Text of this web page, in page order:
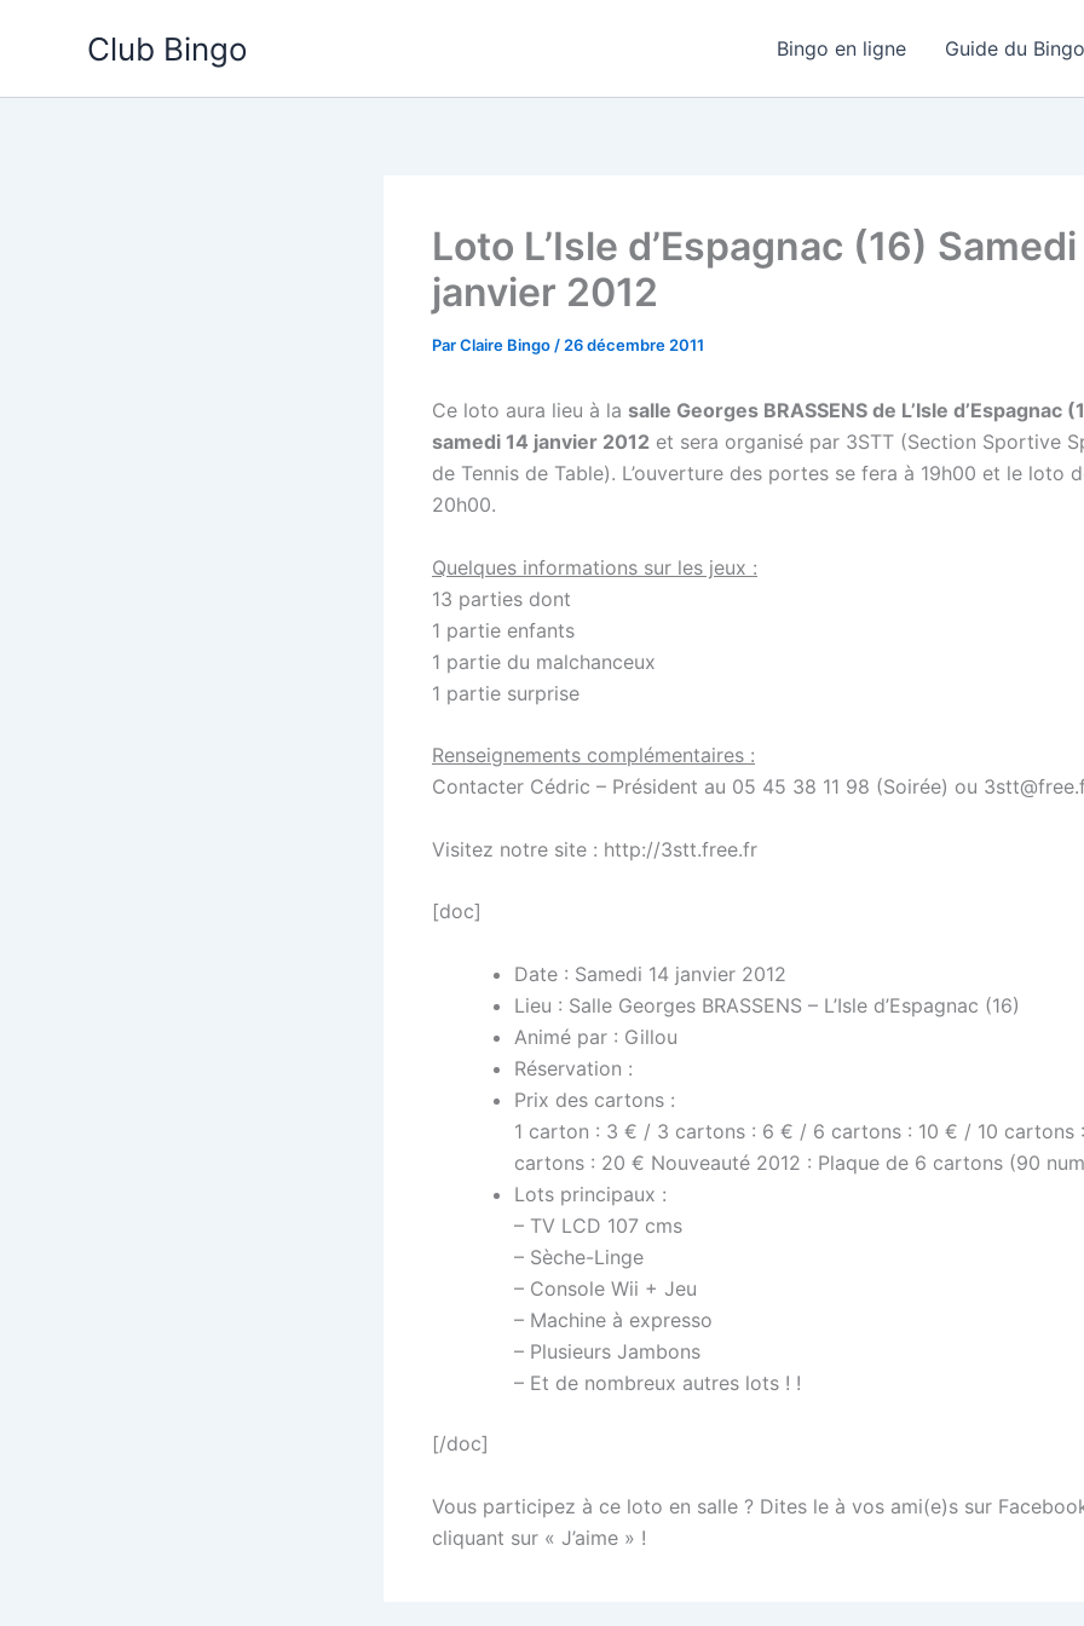
Club Bingo Bingo en ligne Guide du
Loto L’Isle d’Espagnac (16)
janvier 2012
ParClaire Bingo / 26 décembre 2011
Ce loto aura lieu à la salle Georges BRASSENS de L’Isle d’Espagnac
samedi 14 janvier 2012 et sera organisé par 3STT (Section Sportive
de Tennis de Table). L’ouverture des portes se fera à 19h00 et le loto
20h00.
Quelques informations sur les jeux :
13 parties dont
1 partie enfants
1 partie du malchanceux
1 partie surprise
Renseignements complémentaires :
Contacter Cédric – Président au 05 45 38 11 98 (Soirée) ou
Visitez notre site : http://3stt.free.fr
[doc]
Date : Samedi 14 janvier 2012
Lieu : Salle Georges BRASSENS – L’Isle d’Espagnac (16)
Animé par : Gillou
Réservation :
Prix des cartons :
1 carton : 3 € / 3 cartons : 6 € / 6 cartons : 10 € / 10 cartons
cartons : 20 € Nouveauté 2012 : Plaque de 6 cartons (90
Lots principaux :
– TV LCD 107 cms
– Sèche-Linge
– Console Wii + Jeu
– Machine à expresso
– Plusieurs Jambons
– Et de nombreux autres lots ! !
[/doc]
Vous participez à ce loto en salle ? Dites le à vos ami(e)s sur
cliquant sur « J’aime » !